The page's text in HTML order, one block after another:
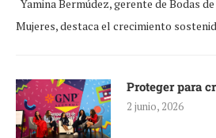
Yamina Bermúdez, gerente de Bodas
Mujeres, destaca el crecimiento
Proteger para
2 junio, 2026